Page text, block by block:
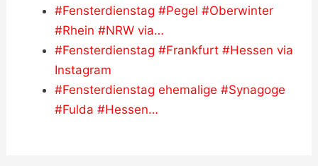
#Fensterdienstag #Pegel #Oberwinter
#Rhein #NRW via…
#Fensterdienstag #Frankfurt #Hessen via
Instagram
#Fensterdienstag ehemalige #Synagoge
#Fulda #Hessen…